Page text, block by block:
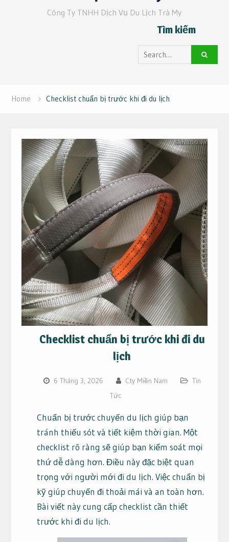
Công Ty TNHH Dịch Vụ Du Lịch Trà My
Tìm kiếm
Search
for:
Home Checklist chuẩn bị trước khi đi du lịch
Checklist chuẩn bị trước khi đi du
lịch
6 Tháng 3, 2026 Cty Miền Nam
Tin
Tức
Chuẩn bị trước chuyến du lịch giúp bạn
tránh thiếu sót và tiết kiệm thời gian. Một
checklist rõ ràng sẽ giúp bạn kiểm soát mọi
thứ dễ dàng hơn. Điều này đặc biệt quan
trọng với người mới đi du lịch. Việc chuẩn bị
kỹ giúp chuyến đi thoải mái và an toàn hơn.
Bài viết này cung cấp checklist cần thiết
trước khi đi du lịch.